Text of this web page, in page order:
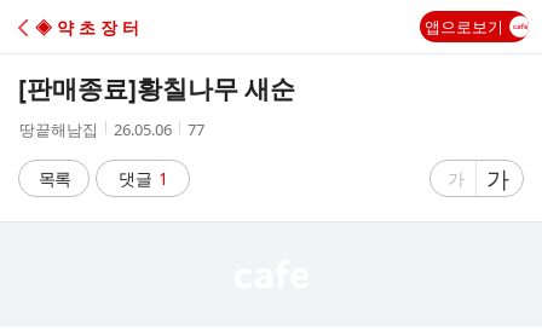
C
A
◈ 약 초 장 터 앱으로보기
[판매종료]황칠나무 새순
작
자
땅끝해남집
작
시
간
26.05.06
조
수
77
목록 댓글 1
글
가
글
자
가